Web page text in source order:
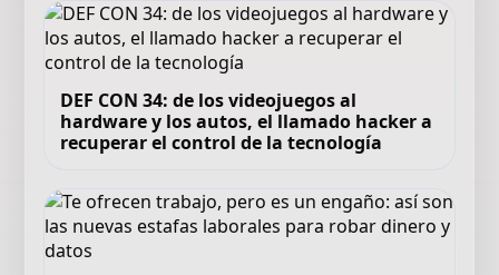
DEF CON 34: de los videojuegos al
hardware y los autos, el llamado hacker a
recuperar el control de la tecnología